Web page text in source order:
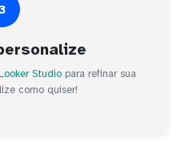
Studio para refinar sua
como quiser!